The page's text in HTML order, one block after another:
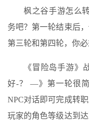
枫之谷手游怎么
务吧？第一轮结束后
第三轮和第四轮，你必
《冒险岛手游》
好-？ —》第一轮很
NPC对话即可完成转
玩家的角色等级达到